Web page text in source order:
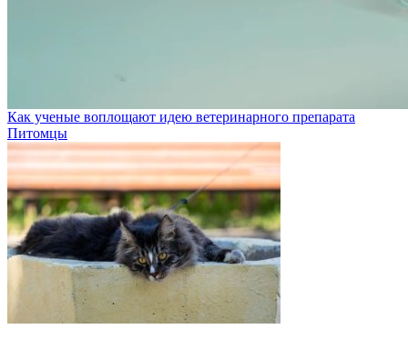
Как ученые воплощают идею ветеринарного препарата
Питомцы